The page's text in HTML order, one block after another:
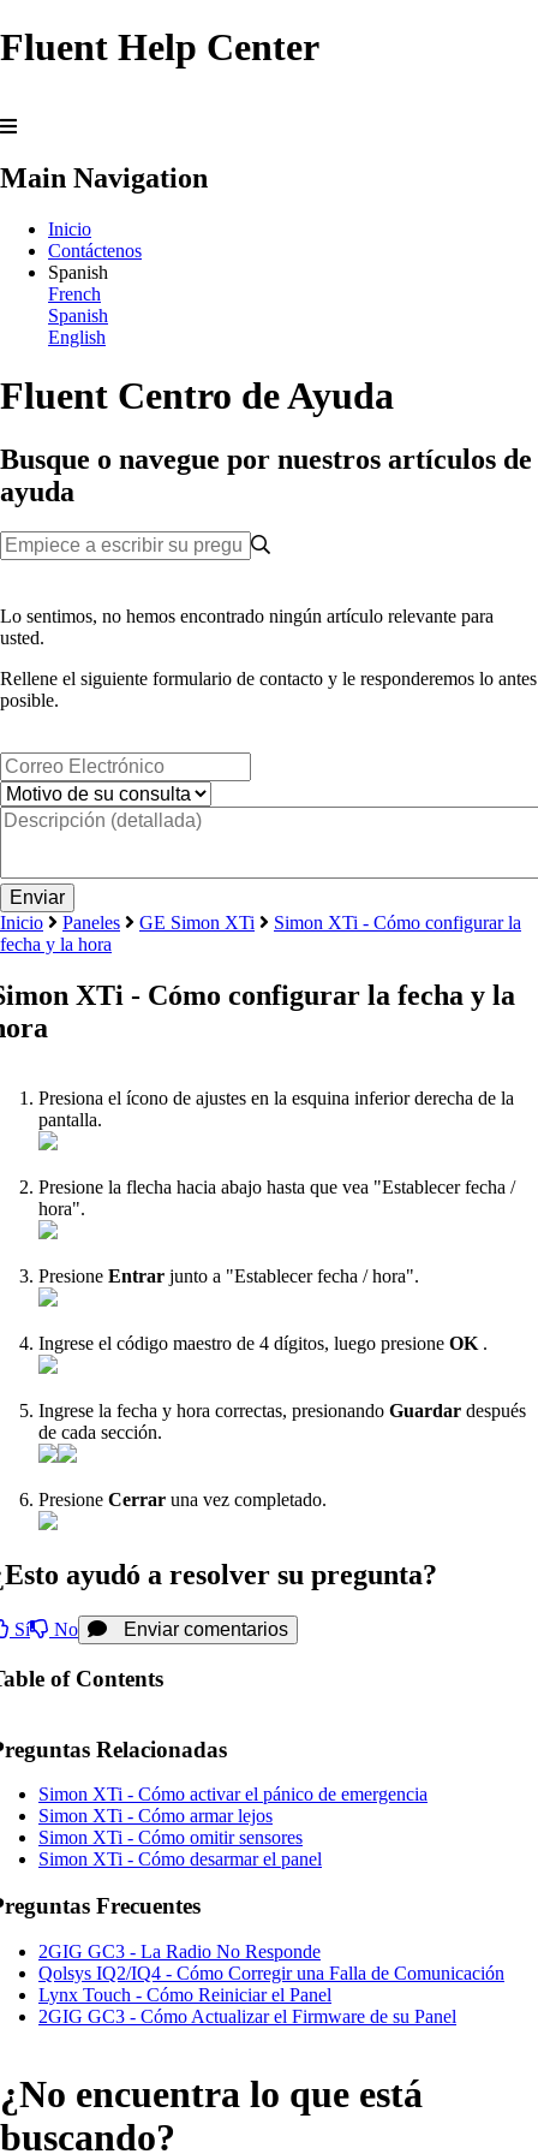
Fluent Help Center
Main Navigation
Inicio
Contáctenos
Spanish
French
Spanish
English
Fluent Centro de Ayuda
Busque o navegue por nuestros artículos de
ayuda
Lo sentimos, no hemos encontrado ningún artículo relevante para
usted.
Rellene el siguiente formulario de contacto y le responderemos lo antes
posible.
Inicio Paneles GE Simon XTi
Simon XTi - Cómo configurar la
fecha y la hora
XTi - Cómo configurar la fecha y la
Presiona el ícono de ajustes en la esquina inferior derecha de la
pantalla.
Presione la flecha hacia abajo hasta que vea "Establecer fecha /
hora".
Presione Entrar junto a "Establecer fecha / hora".
Ingrese el código maestro de 4 dígitos, luego presione OK .
Ingrese la fecha y hora correctas, presionando Guardar después
de cada sección.
Presione Cerrar una vez completado.
ayudó a resolver su pregunta?
Sí No Enviar comentarios
of Contents
Relacionadas
Simon XTi - Cómo activar el pánico de emergencia
Simon XTi - Cómo armar lejos
Simon XTi - Cómo omitir sensores
Simon XTi - Cómo desarmar el panel
Frecuentes
2GIG GC3 - La Radio No Responde
Qolsys IQ2/IQ4 - Cómo Corregir una Falla de Comunicación
Lynx Touch - Cómo Reiniciar el Panel
2GIG GC3 - Cómo Actualizar el Firmware de su Panel
¿No encuentra lo que está
buscando?